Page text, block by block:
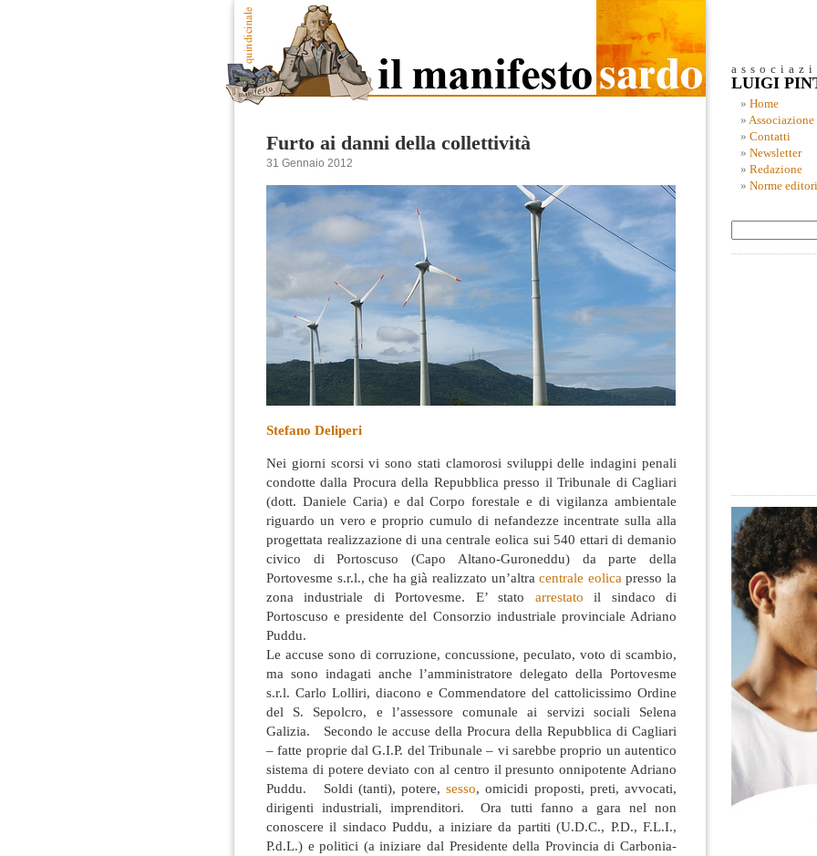
Furto ai danni della collettività
31 Gennaio 2012
Stefano Deliperi
Nei giorni scorsi vi sono stati clamorosi sviluppi delle indagini penali
condotte dalla Procura della Repubblica presso il Tribunale di Cagliari
(dott. Daniele Caria) e dal Corpo forestale e di vigilanza ambientale
riguardo un vero e proprio cumulo di nefandezze incentrate sulla alla
progettata realizzazione di una centrale eolica sui 540 ettari di demanio
civico di Portoscuso (Capo Altano-Guroneddu) da parte della
Portovesme s.r.l., che ha già realizzato un’altracentrale eolica presso la
zona industriale di Portovesme. E’ stato arrestato il sindaco di
Portoscuso e presidente del Consorzio industriale provinciale Adriano
Puddu.
Le accuse sono di corruzione, concussione, peculato, voto di scambio,
ma sono indagati anche l’amministratore delegato della Portovesme
s.r.l. Carlo Lolliri, diacono e Commendatore del cattolicissimo Ordine
del S. Sepolcro, e l’assessore comunale ai servizi sociali Selena
Galizia. Secondo le accuse della Procura della Repubblica di Cagliari
– fatte proprie dal G.I.P. del Tribunale – vi sarebbe proprio un autentico
sistema di potere deviato con al centro il presunto onnipotente Adriano
Puddu. Soldi (tanti), potere,sesso, omicidi proposti, preti, avvocati,
dirigenti industriali, imprenditori. Ora tutti fanno a gara nel non
conoscere il sindaco Puddu, a iniziare da partiti (U.D.C., P.D., F.L.I.,
P.d.L.) e politici (a iniziare dal Presidente della Provincia di Carbonia-
LUIGI
Home
Associazione
Contatti
Newsletter
Redazione
Norme